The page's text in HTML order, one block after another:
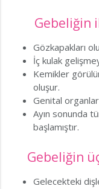
Gebeliğin
Gözkapakları
İç kulak
Kemikler
oluşur.
Genital
Ayın sonunda
başlamıştır.
Gebeliğin
Gelecekteki